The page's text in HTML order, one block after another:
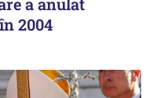
2004